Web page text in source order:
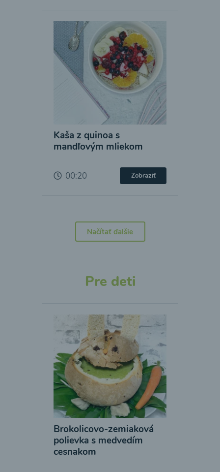
Kaša z quinoa s
mandľovým mliekom
00:20 Zobraziť
Načítať ďalšie
Pre deti
Brokolicovo-zemiaková
polievka s medvedím
cesnakom